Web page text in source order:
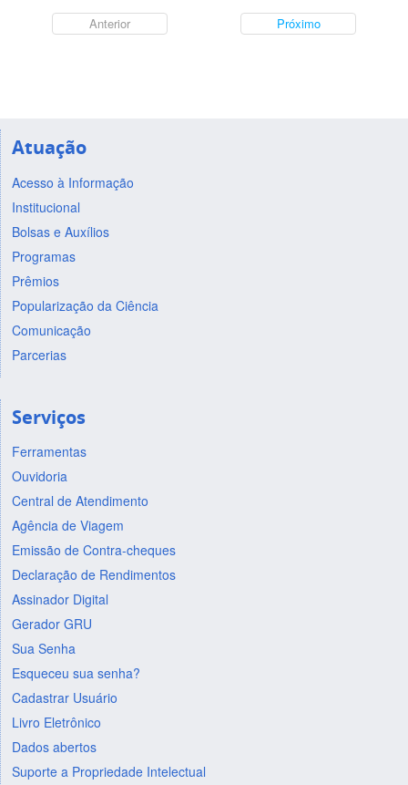
Anterior Próximo
Atuação
Acesso à Informação
Institucional
Bolsas e Auxílios
Programas
Prêmios
Popularização da Ciência
Comunicação
Parcerias
Serviços
Ferramentas
Ouvidoria
Central de Atendimento
Agência de Viagem
Emissão de Contra-cheques
Declaração de Rendimentos
Assinador Digital
Gerador GRU
Sua Senha
Esqueceu sua senha?
Cadastrar Usuário
Livro Eletrônico
Dados abertos
Suporte a Propriedade Intelectual